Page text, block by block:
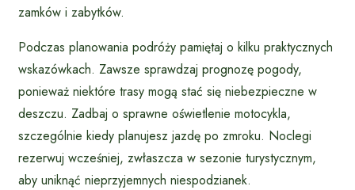
zamków i zabytków.
Podczas planowania podróży pamiętaj o kilku praktycznych
wskazówkach. Zawsze sprawdzaj prognozę pogody,
ponieważ niektóre trasy mogą stać się niebezpieczne w
deszczu. Zadbaj o sprawne oświetlenie motocykla,
szczególnie kiedy planujesz jazdę po zmroku. Noclegi
rezerwuj wcześniej, zwłaszcza w sezonie turystycznym,
aby uniknąć nieprzyjemnych niespodzianek.